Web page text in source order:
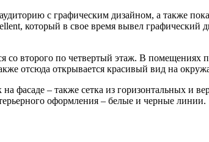
с графическим дизайном, а также
который в свое время вывел графический
второго по четвертый этаж. В помещениях
отсюда открывается красивый вид на
фасаде – также сетка из горизонтальных и
оформления – белые и черные линии.